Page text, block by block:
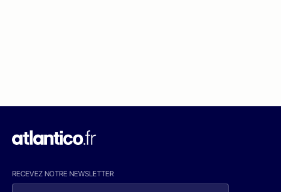
RECEVEZ NOTRE NEWSLETTER